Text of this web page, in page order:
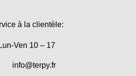
à la clientèle:
Lun-Ven 10 – 17
info@terpy.fr